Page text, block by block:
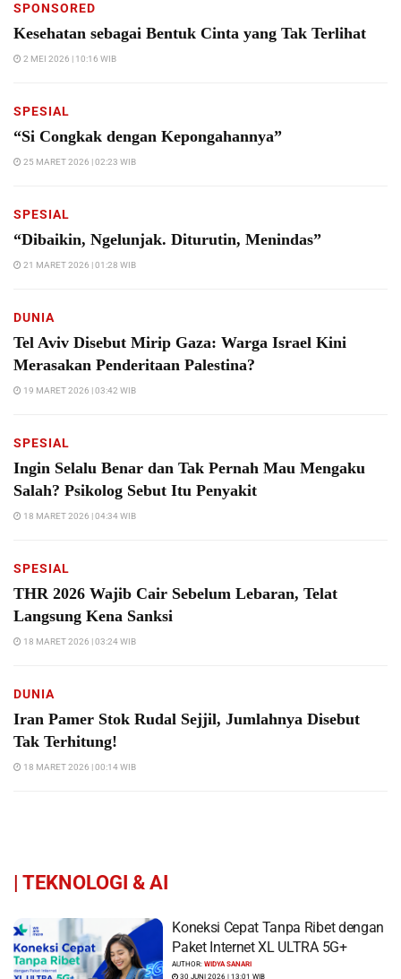
SPONSORED
Kesehatan sebagai Bentuk Cinta yang Tak Terlihat
2 MEI 2026 | 10:16 WIB
SPESIAL
“Si Congkak dengan Kepongahannya”
25 MARET 2026 | 02:23 WIB
SPESIAL
“Dibaikin, Ngelunjak. Diturutin, Menindas”
21 MARET 2026 | 01:28 WIB
DUNIA
Tel Aviv Disebut Mirip Gaza: Warga Israel Kini
Merasakan Penderitaan Palestina?
19 MARET 2026 | 03:42 WIB
SPESIAL
Ingin Selalu Benar dan Tak Pernah Mau Mengaku
Salah? Psikolog Sebut Itu Penyakit
18 MARET 2026 | 04:34 WIB
SPESIAL
THR 2026 Wajib Cair Sebelum Lebaran, Telat
Langsung Kena Sanksi
18 MARET 2026 | 03:24 WIB
DUNIA
Iran Pamer Stok Rudal Sejjil, Jumlahnya Disebut
Tak Terhitung!
18 MARET 2026 | 00:14 WIB
| TEKNOLOGI & AI
Koneksi Cepat Tanpa Ribet dengan
Paket Internet XL ULTRA 5G+
AUTHOR:WIDYA SANARI
30 JUNI 2026 | 13:01 WIB